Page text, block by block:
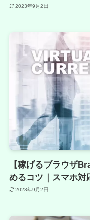
2023年9月2日
【稼げるブラウザ
めるコツ｜スマホ対
2023年9月2日